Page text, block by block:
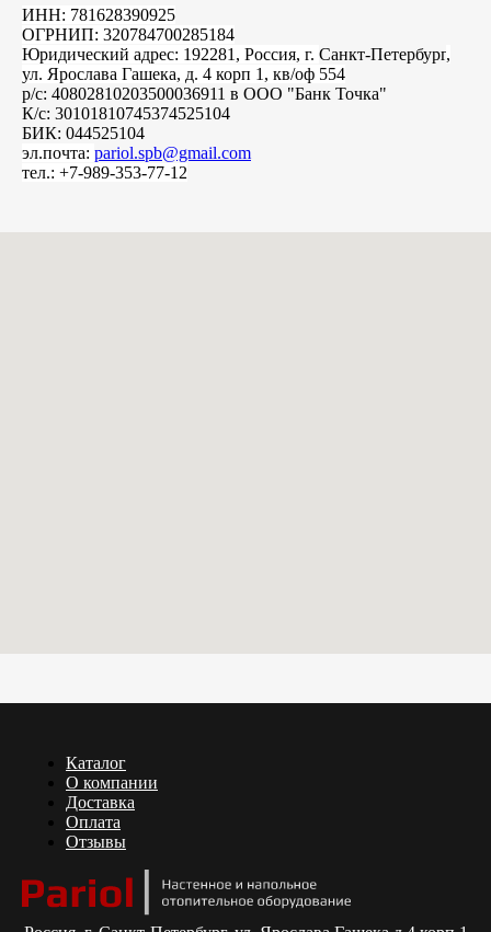
ИНН: 781628390925
ОГРНИП: 320784700285184
Юридический адрес: 192281, Россия, г. Санкт-Петербург,
ул. Ярослава Гашека, д. 4 корп 1, кв/оф 554
р/с: 40802810203500036911 в ООО "Банк Точка"
К/с: 30101810745374525104
БИК: 044525104
эл.почта: pariol.spb@gmail.com
тел.: +7-989-353-77-12
Каталог
О компании
Доставка
Оплата
Отзывы